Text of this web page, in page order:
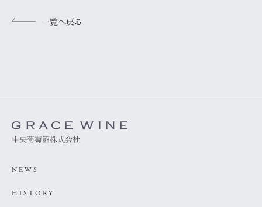
一覧へ戻る
中央葡萄酒株式会社
NEWS
HISTORY